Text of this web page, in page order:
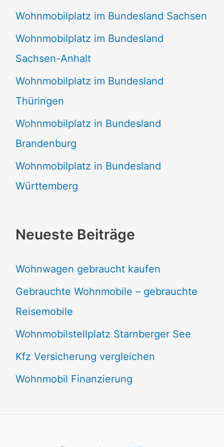
Wohnmobilplatz im Bundesland Sachsen
Wohnmobilplatz im Bundesland
Sachsen-Anhalt
Wohnmobilplatz im Bundesland
Thüringen
Wohnmobilplatz in Bundesland
Brandenburg
Wohnmobilplatz in Bundesland
Württemberg
Neueste Beiträge
Wohnwagen gebraucht kaufen
Gebrauchte Wohnmobile – gebrauchte
Reisemobile
Wohnmobilstellplatz Starnberger See
Kfz Versicherung vergleichen
Wohnmobil Finanzierung